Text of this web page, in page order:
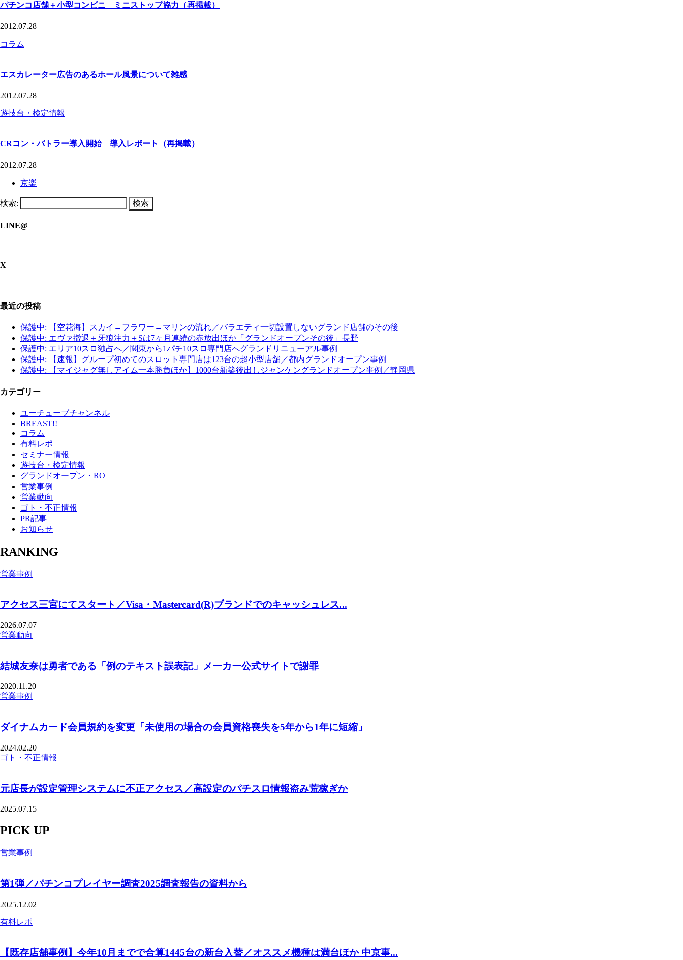
パチンコ店舗＋小型コンビニ ミニストップ協力（再掲載）
2012.07.28
コラム
エスカレーター広告のあるホール風景について雑感
2012.07.28
遊技台・検定情報
CRコン・バトラー導入開始 導入レポート（再掲載）
2012.07.28
京楽
検索:
LINE@
X
最近の投稿
保護中: 【空花海】スカイ→フラワー→マリンの流れ／バラエティ一切設置しないグランド店舗のその後
保護中: エヴァ撤退＋牙狼注力＋Sは7ヶ月連続の赤放出ほか「グランドオープンその後」長野
保護中: エリア10スロ独占へ／関東から1パチ10スロ専門店へグランドリニューアル事例
保護中: 【速報】グループ初めてのスロット専門店は123台の超小型店舗／都内グランドオープン事例
保護中: 【マイジャグ無しアイム一本勝負ほか】1000台新築後出しジャンケングランドオープン事例／静岡県
カテゴリー
ユーチューブチャンネル
BREAST!!
コラム
有料レポ
セミナー情報
遊技台・検定情報
グランドオープン・RO
営業事例
営業動向
ゴト・不正情報
PR記事
お知らせ
RANKING
営業事例
アクセス三宮にてスタート／Visa・Mastercard(R)ブランドでのキャッシュレス...
2026.07.07
営業動向
結城友奈は勇者である「例のテキスト誤表記」メーカー公式サイトで謝罪
2020.11.20
営業事例
ダイナムカード会員規約を変更「未使用の場合の会員資格喪失を5年から1年に短縮」
2024.02.20
ゴト・不正情報
元店長が設定管理システムに不正アクセス／高設定のパチスロ情報盗み荒稼ぎか
2025.07.15
PICK UP
営業事例
第1弾／パチンコプレイヤー調査2025調査報告の資料から
2025.12.02
有料レポ
【既存店舗事例】今年10月までで合算1445台の新台入替／オススメ機種は満台ほか 中京事...